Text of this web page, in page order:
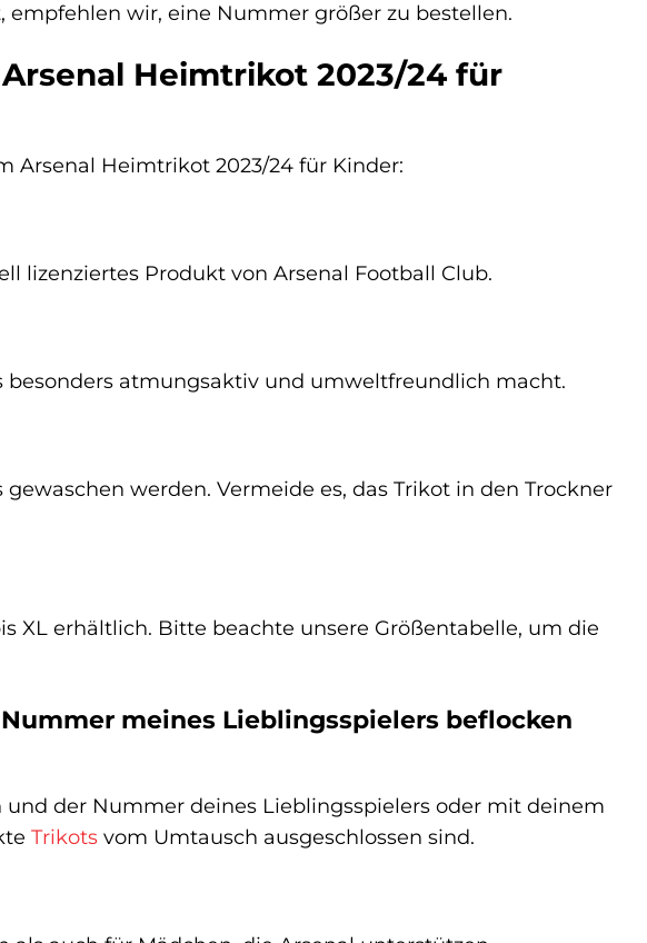
empfehlen wir, eine Nummer größer zu bestellen.
Heimtrikot 2023/24 für
Arsenal Heimtrikot 2023/24 für Kinder:
lizenziertes Produkt von Arsenal Football Club.
besonders atmungsaktiv und umweltfreundlich macht.
werden. Vermeide es, das Trikot in den Trockner
XL erhältlich. Bitte beachte unsere Größentabelle, um die
meines Lieblingsspielers beflocken
der Nummer deines Lieblingsspielers oder mit deinem
Trikots vom Umtausch ausgeschlossen sind.